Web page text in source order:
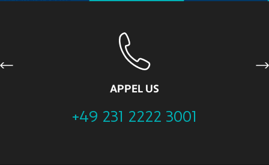
APPEL US
+49 231 2222 3001
Previous